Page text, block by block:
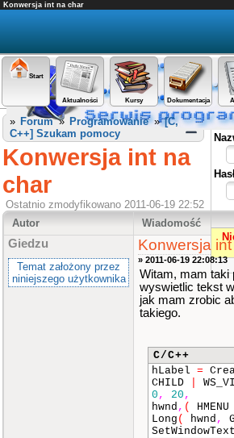
Konwersja int na char
Start
Aktualności Kursy Dokumentacja
» Forum» Programowanie»[C,
C++] Szukam pomocy
Konwersja int na
char
Ostatnio zmodyfikowano 2011-06-19 22:52
Autor
Wiadomość
Giedzu
Temat założony przez
niniejszego użytkownika
Konwersja
» 2011-06-19 22:08:13
Witam, mam taki
wyswietlic tekst
jak mam zrobic
takiego.
C/C++
hLabel =
CHILD
0 , 20 ,
hwnd , ( HMENU
Long ( hwnd ,
SetWindowText